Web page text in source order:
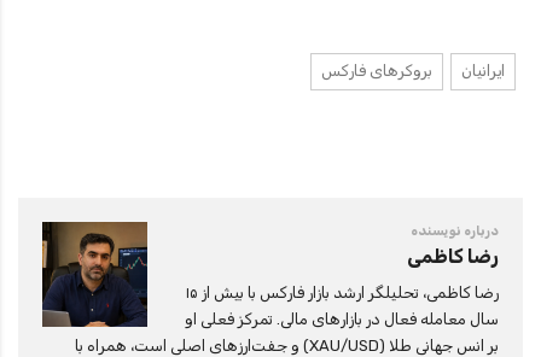
ایرانیان بروکرهای فارکس
درباره نویسنده
رضا کاظمی
رضا کاظمی، تحلیلگر ارشد بازار فارکس با بیش از ۱۵
سال معامله فعال در بازارهای مالی. تمرکز فعلی او
بر انس جهانی طلا (XAU/USD) و جفت‌ارزهای اصلی است، همراه با